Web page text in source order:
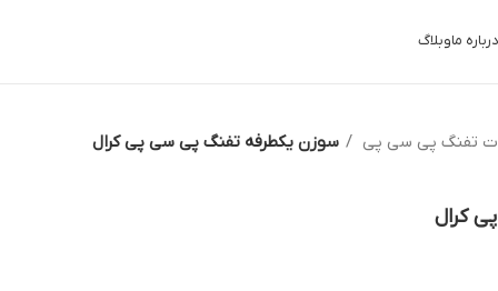
درباره ماوبلاگ
تفنگ پی سی پی سوزن یکطرفه تفنگ پی سی پی کرال
کرال